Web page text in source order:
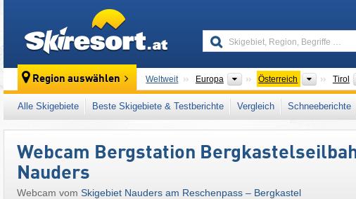
Region auswählen Weltweit Europa Kontinente
Österreich Länder
Tirol
Dieses Skigebiet liegt auch in: Reschenpass Zwei
Tiroler Alpen Zentrale Ostalpen
Mitteleuropa, Europäische Union
Alle Skigebiete Beste Skigebiete & Testberichte Vergleich Schneeberichte
Webcam Bergstation
Nauders
Webcam vom Skigebiet Nauders am Reschenpass – Bergkastel